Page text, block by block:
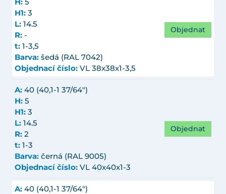
H: 5
H1: 3
L: 14.5
R: -
t: 1-3,5
Barva: šedá (RAL 7042)
Objednací číslo: VL 38x38x1-3,5
Objednat
A: 40 (40,1-1 37/64")
H: 5
H1: 3
L: 14.5
R: 2
t: 1-3
Barva: černá (RAL 9005)
Objednací číslo: VL 40x40x1-3
Objednat
A: 40 (40,1-1 37/64")